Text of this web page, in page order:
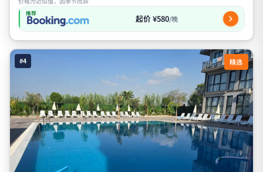
推荐 起价 ¥580/晚
#4 精选